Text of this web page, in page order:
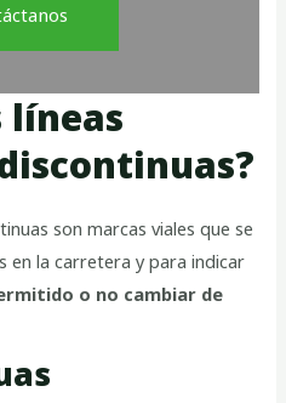
líneas
son marcas viales que se
en la carretera y para indicar
o no cambiar de